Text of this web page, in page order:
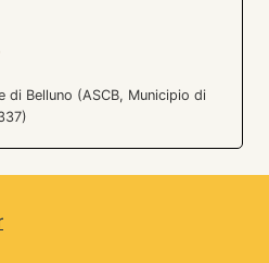
di Belluno (ASCB, Municipio di